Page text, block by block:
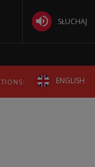
SŁUCHAJ
ENGLISH